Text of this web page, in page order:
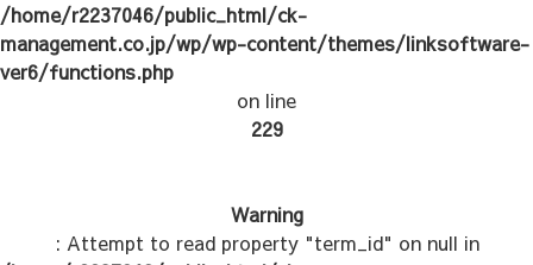
/home/r2237046/public_html/ck-
management.co.jp/wp/wp-content/themes/linksoftware-
ver6/functions.php
on line
229
Warning
: Attempt to read property "term_id" on null in